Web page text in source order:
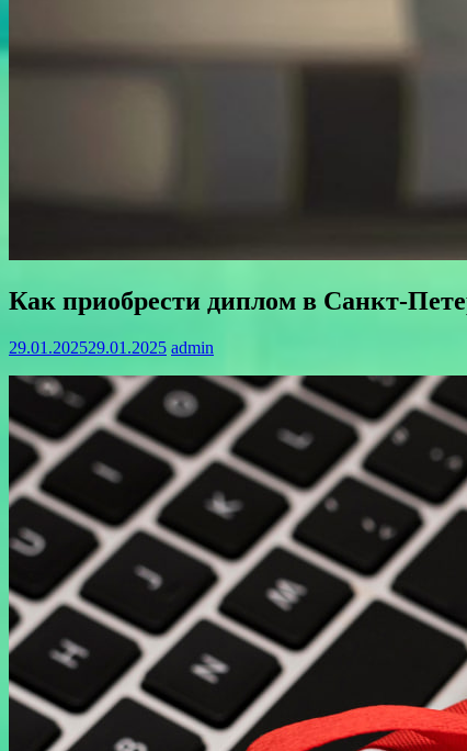
Как приобрести диплом в Санкт-
29.01.202529.01.2025 admin